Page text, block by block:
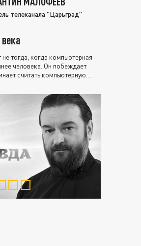
телеканала "Царьград"
тогда, когда компьютерная
человека. Он побеждает
считать компьютерную